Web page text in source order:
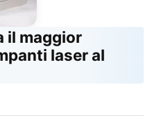
il maggior
laser al